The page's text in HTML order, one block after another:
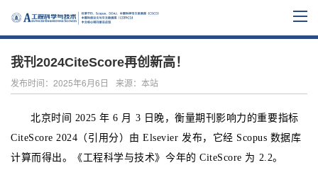
我刊2024CiteScore再创新高！
发布时间：2025年6月6日 来源：本站
北京时间 2025 年 6 月 3 日晚，衡量期刊影响力的重要指标
CiteScore 2024（引用分）由 Elsevier 发布，它经 Scopus 数据库
计算而得出。《 工程科学与技术》今年的 CiteScore 为 2.2。